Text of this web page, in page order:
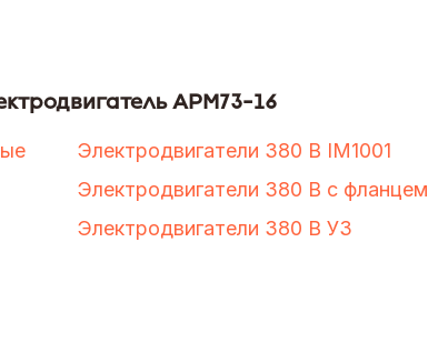
АРМ73-16
Электродвигатели 380 В IM1001
Электродвигатели 380 В с фланцем
Электродвигатели 380 В У3